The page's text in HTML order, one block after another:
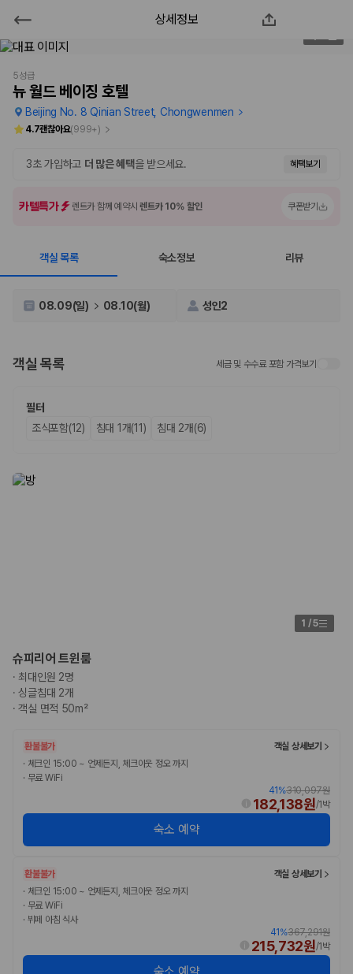
뉴 월드 베이징 호텔
2000만 이용고객이 선택한 제주 렌트카 가격비교 플랫폼
제주렌트카 가격비교는 카모아에서 한 번에
제주도 렌트카는 업체마다 차량 가격, 보험 조건, 면책금, 보상 한도, 인수
장소, 취소 규정이 다릅니다. 카모아는 여러 제주 렌트카 업체의 조건을 한
업체별 가격비교:
제주 렌트카 업체별 실시간 예약 가능 차량과 요금
차종별 최저가 비교:
인원에 맞는 차종별 가격을 비교합니다.
보험 조건 비교:일반자차, 완전자차, 슈퍼자차의 면책금과 보상 한
확인합니다.
실시간 예약:
제주렌트카 최저가는 차량 기본요금만으로 판단하기 어렵습니다. 보험 포
함 여부, 면책금, 보상 한도, 옵션 비용, 취소 수수료를 함께 확인해야 실제
로 저렴한 차량을 고를 수 있습니다.
2. 보험 조건은 가격만큼 중요합니다
완전자차와 슈퍼자차는 업체별 보장 범위가 다를 수 있습니다. 카모아에서
수준을 선택할 수 있습니다.
3. 제주공항 접근성과 셔틀 조건을 함께 확인하세요
제주 렌트카는 차량 인수 위치와 셔틀 편의성에 따라 실제 이용 만족도가
달라집니다. 공항에서 렌트카 사무실까지의 이동 조건을 가격과 함께 비교
제주도 렌트카 차종별 가격비교
경차·소형차
혼자 또는 2인 여행에 적합하며 제주 렌트카 최저가를 찾는 사용자
커플·친구 여행에서 많이 선택되며 가격과 승차감의 균형이 좋은 차
상세정보
5성급
뉴 월드 베이징 호텔
Beijing No. 8 Qinian Street, Chongwenmen
4.7괜찮아요(999+)
3초 가입하고 더 많은 혜택을 받으세요. 혜택보기
카텔특가 렌트카 함께 예약시렌트카 10% 할인 쿠폰받기
객실 목록 숙소정보 리뷰
08.09(일) 08.10(월) 성인2
객실 목록 세금 및 수수료 포함 가격보기
필터
조식포함(12)
침대 1개(11) 침대 2개(6)
1 /5
슈피리어 트윈룸
· 최대인원 2명
·싱글침대 2개
·객실 면적 50m²
환불불가
객실 상세보기
· 체크인 15:00 ~ 언제든지, 체크아웃 정오 까지
· 무료 WiFi
41%310,097원
182,138원/1박
숙소 예약
환불불가
객실 상세보기
· 체크인 15:00 ~ 언제든지, 체크아웃 정오 까지
· 무료 WiFi
· 뷔페 아침 식사
41%367,291원
215,732원/1박